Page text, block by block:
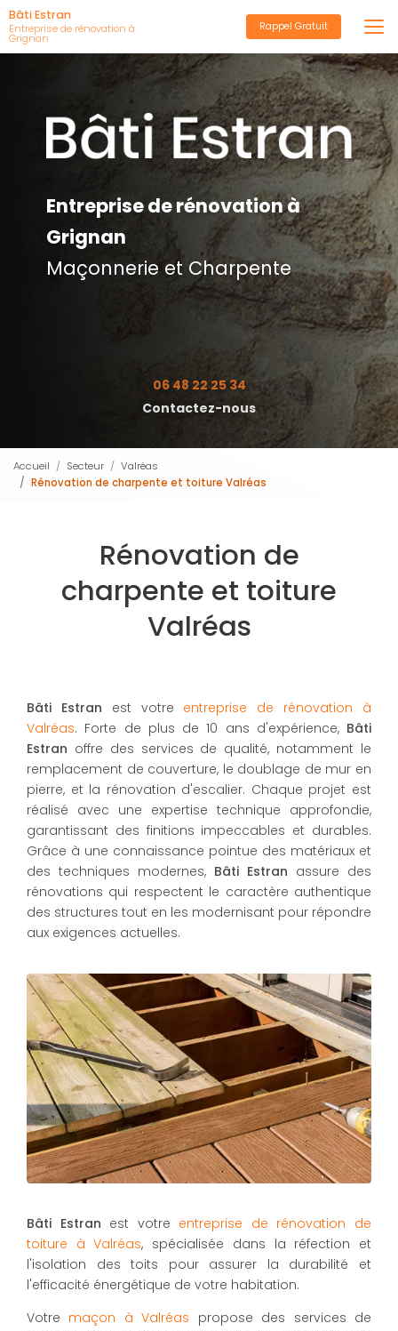
Aller
au
contenu
Bâti Estran
Entreprise de rénovation à
Grignan
Rappel Gratuit
Entreprise de rénovation à
Grignan
Maçonnerie et Charpente
06 48 22 25 34
Contactez-nous
Accueil Secteur
Valréas
Rénovation de charpente et toiture Valréas
Rénovation de
charpente et toiture
Valréas
Bâti Estran est votre entreprise de rénovation à
Valréas. Forte de plus de 10 ans d'expérience, Bâti
Estran offre des services de qualité, notamment le
remplacement de couverture, le doublage de mur en
pierre, et la rénovation d'escalier. Chaque projet est
réalisé avec une expertise technique approfondie,
garantissant des finitions impeccables et durables.
Grâce à une connaissance pointue des matériaux et
des techniques modernes, Bâti Estran assure des
rénovations qui respectent le caractère authentique
des structures tout en les modernisant pour répondre
aux exigences actuelles.
Bâti Estran est votre entreprise de rénovation de
toiture à Valréas, spécialisée dans la réfection et
l'isolation des toits pour assurer la durabilité et
l'efficacité énergétique de votre habitation.
Votre maçon à Valréas propose des services de